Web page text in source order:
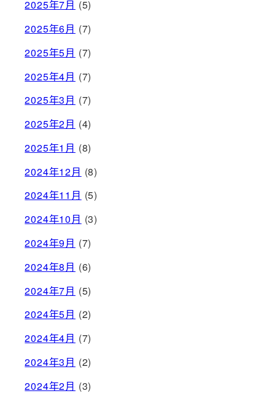
2025年7月 (5)
2025年6月 (7)
2025年5月 (7)
2025年4月 (7)
2025年3月 (7)
2025年2月 (4)
2025年1月 (8)
2024年12月 (8)
2024年11月 (5)
2024年10月 (3)
2024年9月 (7)
2024年8月 (6)
2024年7月 (5)
2024年5月 (2)
2024年4月 (7)
2024年3月 (2)
2024年2月 (3)